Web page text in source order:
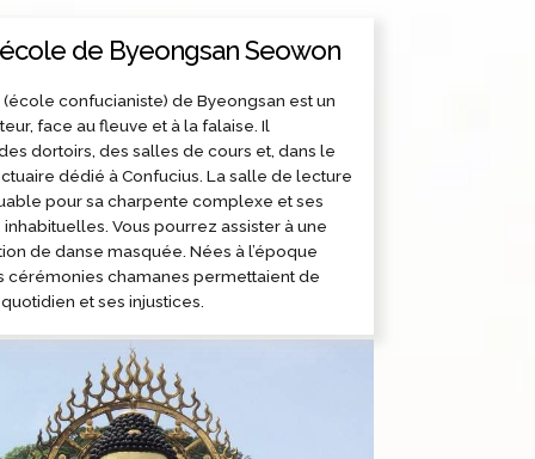
de Byeongsan Seowon
confucianiste) de Byeongsan est un
face au fleuve et à la falaise. Il
dortoirs, des salles de cours et, dans le
dédié à Confucius. La salle de lecture
pour sa charpente complexe et ses
Vous pourrez assister à une
de danse masquée. Nées à l’époque
cérémonies chamanes permettaient de
et ses injustices.